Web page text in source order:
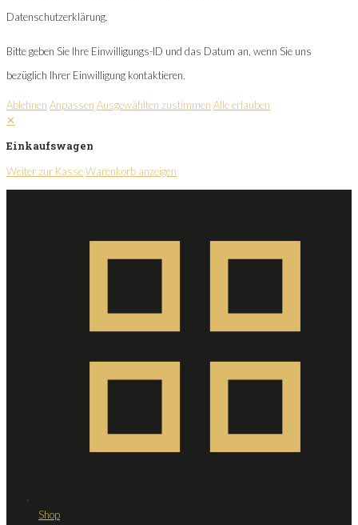
Datenschutzerklärung.
Bitte geben Sie Ihre Einwilligungs-ID und das Datum an, wenn Sie uns
bezüglich Ihrer Einwilligung kontaktieren.
Ablehnen Anpassen Ausgewählten zustimmen Alle erlauben
✕
Einkaufswagen
Weiter zur KasseWarenkorb anzeigen
Shop